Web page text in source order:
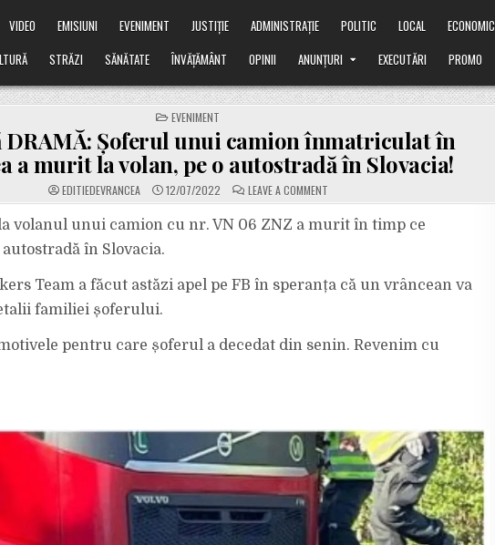
VIDEO EMISIUNI EVENIMENT JUSTIȚIE ADMINISTRAȚIE POLITIC LOCAL ECONOMIC
STRĂZI SĂNĂTATE ÎNVĂȚĂMÂNT OPINII ANUNȚURI EXECUTĂRI PROMO
POSTED
IN
EVENIMENT
DRAMĂ: Șoferul unui camion înmatriculat în
a murit la volan, pe o autostradă în Slovacia!
EDITIEDEVRANCEA 12/07/2022 LEAVE A COMMENTON
O
DRAMĂ:
ȘOFERUL
VRANCEA
PE
O
volanul unui camion cu nr. VN 06 ZNZ a murit în timp ce
în Slovacia.
Team a făcut astăzi apel pe FB în speranța că un vrâncean va
familiei șoferului.
pentru care șoferul a decedat din senin. Revenim cu